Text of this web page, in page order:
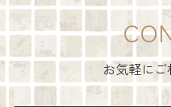
お気軽にご